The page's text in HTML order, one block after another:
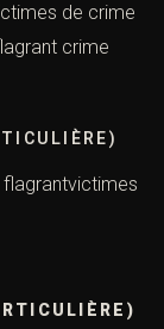
de crime
crime